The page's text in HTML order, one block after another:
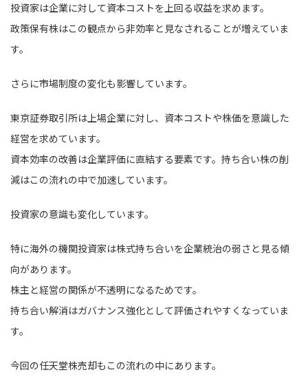
投資家は企業に対して資本コストを上回る収益を求めます。
政策保有株はこの観点から非効率と見なされることが増えていま
す。
さらに市場制度の変化も影響しています。
東京証券取引所は上場企業に対し、資本コストや株価を意識した
経営を求めています。
資本効率の改善は企業評価に直結する要素です。持ち合い株の削
減はこの流れの中で加速しています。
投資家の意識も変化しています。
特に海外の機関投資家は株式持ち合いを企業統治の弱さと見る傾
向があります。
株主と経営の関係が不透明になるためです。
持ち合い解消はガバナンス強化として評価されやすくなっていま
す。
今回の任天堂株売却もこの流れの中にあります。